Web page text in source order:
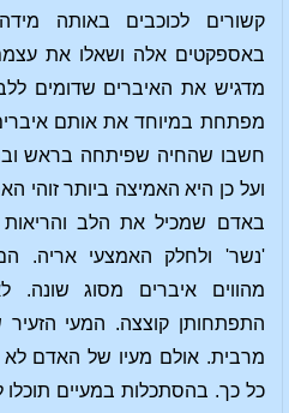
קשורים לכוכבים באותה
באספקטים אלה ושאלו את
מדגיש את האיברים שדומים
מפתחת במיוחד את אותם
חשבו שהחיה שפיתחה בראש
ועל כן היא האמיצה ביותר זוהי
באדם שמכיל את הלב
'נשר' ולחלק האמצעי אריה.
מהווים איברים מסוג שונה.
התפתחותן קוצצה. המעי הזעיר
מרבית. אולם מעיו של האדם לא
כל כך. בהסתכלות במעיים